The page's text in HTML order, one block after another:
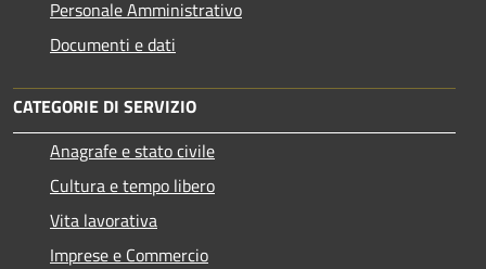
Personale Amministrativo
Documenti e dati
CATEGORIE DI SERVIZIO
Anagrafe e stato civile
Cultura e tempo libero
Vita lavorativa
Imprese e Commercio